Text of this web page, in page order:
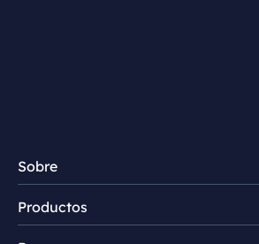
Sobre
Descubrir EaseUS
Productos